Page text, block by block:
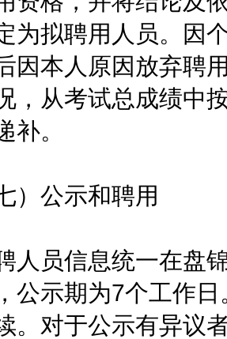
为拟聘用人员。因
因本人原因放弃聘
，从考试总成绩中
补。
公示和聘用
员信息统一在盘锦
公示期为7个工作
。对于公示有异议